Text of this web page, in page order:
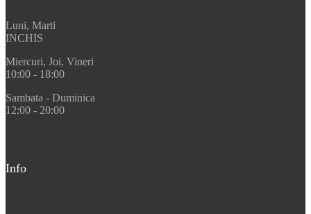
Luni, Marti
INCHIS
Miercuri, Joi, Vineri
10:00 - 18:00
Sambata - Duminica
12:00 - 20:00
Info